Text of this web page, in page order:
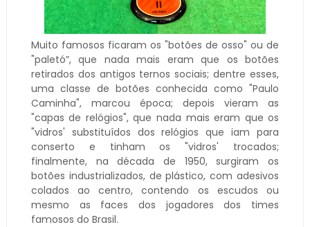
Muito famosos ficaram os "botões de osso" ou de
"paletó”, que nada mais eram que os botões
retirados dos antigos ternos sociais; dentre esses,
uma classe de botões conhecida como "Paulo
Caminha", marcou época; depois vieram as
"capas de relógios", que nada mais eram que os
"vidros' substituídos dos relógios que iam para
conserto e tinham os "vidros' trocados;
finalmente, na década de 1950, surgiram os
botões industrializados, de plástico, com adesivos
colados ao centro, contendo os escudos ou
mesmo as faces dos jogadores dos times
famosos do Brasil.